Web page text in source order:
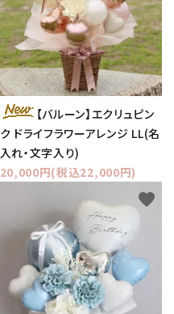
【バルーン】エクリュピン
ク ドライフラワーアレンジ LL(名
入れ・文字入り)
20,000円(税込22,000円)
favorite